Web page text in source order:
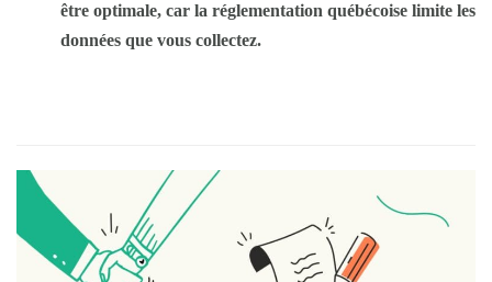
être optimale, car la réglementation québécoise limite les
données que vous collectez.